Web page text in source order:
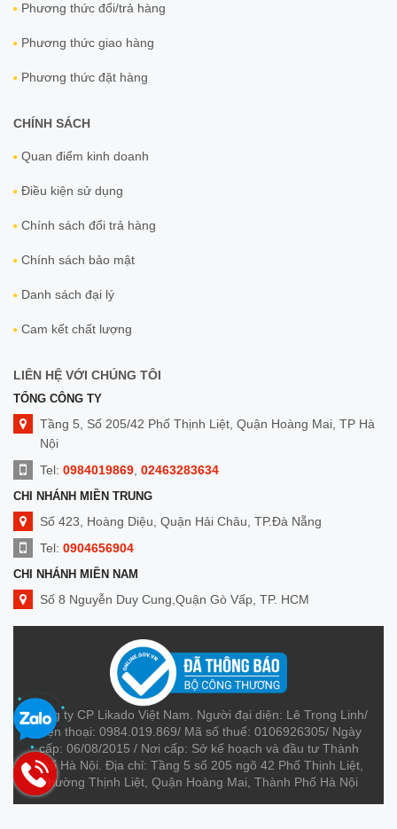
Phương thức đổi/trả hàng
Phương thức giao hàng
Phương thức đặt hàng
CHÍNH SÁCH
Quan điểm kinh doanh
Điều kiện sử dụng
Chính sách đổi trả hàng
Chính sách bảo mật
Danh sách đại lý
Cam kết chất lượng
LIÊN HỆ VỚI CHÚNG TÔI
TỔNG CÔNG TY
Tầng 5, Số 205/42 Phố Thịnh Liệt, Quận Hoàng Mai, TP Hà
Nội
Tel: 0984019869 02463283634
CHI NHÁNH MIỀN TRUNG
Số 423, Hoàng Diệu, Quận Hải Châu, TP.Đà Nẵng
Tel: 0904656904
CHI NHÁNH MIỀN NAM
Số 8 Nguyễn Duy Cung,Quận Gò Vấp, TP. HCM
Tel:0909014299
Công ty CP Likado Việt Nam. Người đại diện: Lê Trọng Linh/
Điện thoại: 0984.019.869/ Mã số thuế: 0106926305/ Ngày
cấp: 06/08/2015 / Nơi cấp: Sở kế hoạch và đầu tư Thành
Phố Hà Nội. Địa chỉ: Tầng 5 số 205 ngõ 42 Phố Thịnh Liệt,
Phường Thịnh Liệt, Quận Hoàng Mai, Thành Phố Hà Nội